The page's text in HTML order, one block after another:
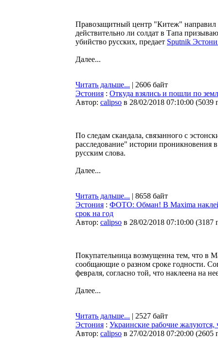
Правозащитный центр "Китеж" направил
действительно ли солдат в Тапа
убийство русских, предает Sputnik
Далее...
Читать дальше... | 2606 байт
Эстония : Откуда взялись и пошли по
Автор: calipso в 28/02/2018 07:10:00 (5039
По следам скандала, связанного с
расследование" истории проникновения
русским слова.
Далее...
Читать дальше... | 8658 байт
Эстония : ФОТО: Обман! В Maxima
срок на год
Автор: calipso в 28/02/2018 07:10:00 (3187
Покупательница возмущенна тем, что в
сообщающие о разном сроке годности.
февраля, согласно той, что наклеена на
Далее...
Читать дальше... | 2527 байт
Эстония : Украинские рабочие
Автор: calipso в 27/02/2018 07:20:00 (2605